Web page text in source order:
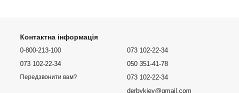
Контактна інформація
0-800-213-100
073 102-22-34
Передзвонити вам?
073 102-22-34
050 351-41-78
073 102-22-34
derbykiev@gmail.com